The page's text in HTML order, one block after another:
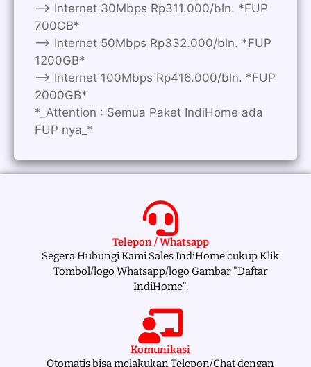
—> Internet 30Mbps Rp311.000/bln. *FUP
700GB*
—> Internet 50Mbps Rp332.000/bln. *FUP
1200GB*
—> Internet 100Mbps Rp416.000/bln. *FUP
2000GB*
*_Attention : Semua Paket IndiHome ada
FUP nya_*
Telepon / Whatsapp
Segera Hubungi Kami Sales IndiHome cukup Klik
Tombol/logo Whatsapp/logo Gambar "Daftar
IndiHome".
Komunikasi
Otomatis bisa melakukan Telepon/Chat dengan